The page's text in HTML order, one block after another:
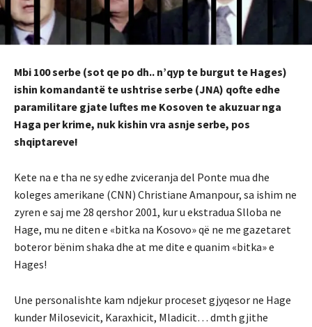
Mbi 100 serbe (sot qe po dh.. n’qyp te burgut te Hages)
ishin komandantë te ushtrise serbe (JNA) qofte edhe
paramilitare gjate luftes me Kosoven te akuzuar nga
Haga per krime, nuk kishin vra asnje serbe, pos
shqiptareve!
Kete na e tha ne sy edhe zviceranja del Ponte mua dhe
koleges amerikane (CNN) Christiane Amanpour, sa ishim ne
zyren e saj me 28 qershor 2001, kur u ekstradua Slloba ne
Hage, mu ne diten e «bitka na Kosovo» që ne me gazetaret
boteror bënim shaka dhe at me dite e quanim «bitka» e
Hages!
Une personalishte kam ndjekur proceset gjyqesor ne Hage
kunder Milosevicit, Karaxhicit, Mladicit… dmth gjithe